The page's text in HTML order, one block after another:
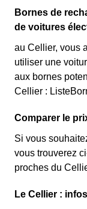
Bornes de
de voitures
au Cellier, vous
utiliser une
aux bornes
Cellier :
Comparer le
Si vous
vous trouverez
proches du
Le Cellier :